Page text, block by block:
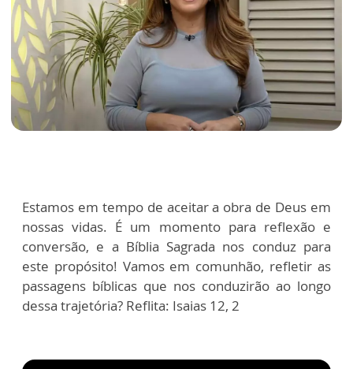
Estamos em tempo de aceitar a obra de Deus em
nossas vidas. É um momento para reflexão e
conversão, e a Bíblia Sagrada nos conduz para
este propósito! Vamos em comunhão, refletir as
passagens bíblicas que nos conduzirão ao longo
dessa trajetória? Reflita: Isaias 12, 2